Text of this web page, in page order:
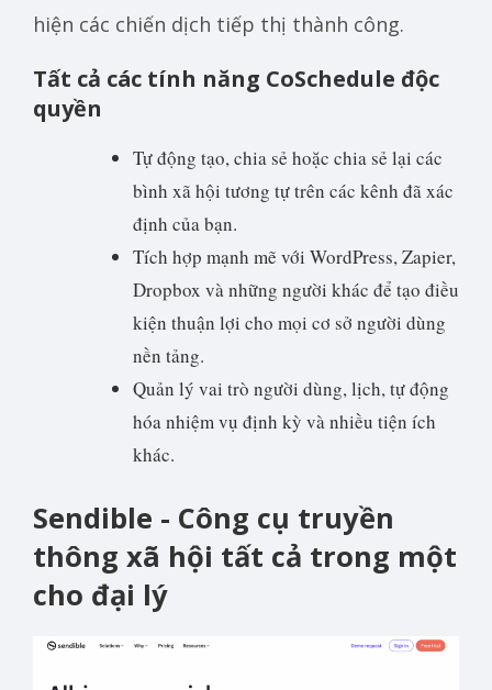
hiện các chiến dịch tiếp thị thành công.
Tất cả các tính năng CoSchedule độc
quyền
Tự động tạo, chia sẻ hoặc chia sẻ lại các
bình xã hội tương tự trên các kênh đã xác
định của bạn.
Tích hợp mạnh mẽ với WordPress, Zapier,
Dropbox và những người khác để tạo điều
kiện thuận lợi cho mọi cơ sở người dùng
nền tảng.
Quản lý vai trò người dùng, lịch, tự động
hóa nhiệm vụ định kỳ và nhiều tiện ích
khác.
Sendible - Công cụ truyền
thông xã hội tất cả trong một
cho đại lý